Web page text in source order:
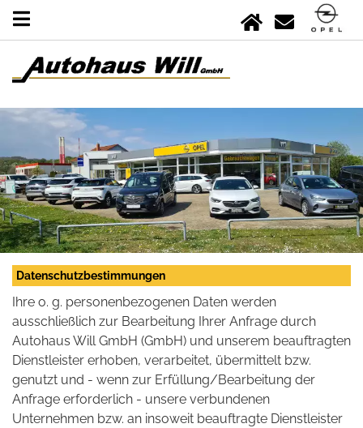
Datenschutzbestimmungen
Ihre o. g. personenbezogenen Daten werden
ausschließlich zur Bearbeitung Ihrer Anfrage durch
Autohaus Will GmbH (GmbH) und unserem beauftragten
Dienstleister erhoben, verarbeitet, übermittelt bzw.
genutzt und - wenn zur Erfüllung/Bearbeitung der
Anfrage erforderlich - unsere verbundenen
Unternehmen bzw. an insoweit beauftragte Dienstleister